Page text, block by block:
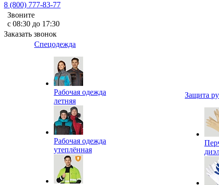
8 (800) 777-83-77
Звоните
с 08:30 до 17:30
Заказать звонок
Спецодежда
Рабочая одежда
летняя
Рабочая одежда
утеплённая
Защита